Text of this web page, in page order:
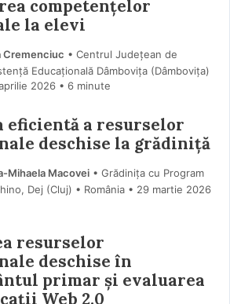
competențelor
la elevi
Cremenciuc • Centrul Județean de
Educațională Dâmbovița (Dâmboviţa)
2026 • 6 minute
eficientă a resurselor
deschise la grădiniță
Mihaela Macovei• Grădinița cu Program
Dej (Cluj) • România
29 martie 2026
resurselor
deschise în
primar și evaluarea
Web 2.0